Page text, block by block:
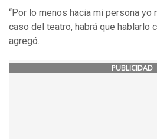
“Por lo menos hacia mi persona yo
caso del teatro, habrá que hablarlo
agregó.
PUBLICIDAD